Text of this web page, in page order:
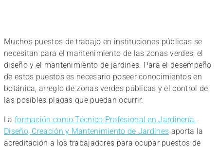
Muchos puestos de trabajo en instituciones públicas se
necesitan para el mantenimiento de las zonas verdes, el
diseño y el mantenimiento de jardines. Para el desempeño
de estos puestos es necesario poseer conocimientos en
botánica, arreglo de zonas verdes públicas y el control de
las posibles plagas que puedan ocurrir.
La formación como Técnico Profesional en Jardinería.
Diseño, Creación y Mantenimiento de Jardines aporta la
acreditación a los trabajadores para ocupar puestos de